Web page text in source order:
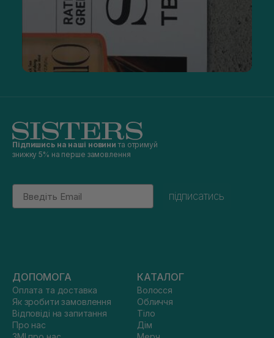
Підпишись на наші новини та отримуй
знижку 5% на перше замовлення
Email
підписатись
ДОПОМОГА
Оплата та доставка
Як зробити замовлення
Відповіді на запитання
Про нас
КАТАЛОГ
Волосся
Обличчя
Тіло
Дім